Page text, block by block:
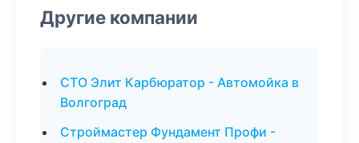
Другие компании
СТО Элит Карбюратор - Автомойка в
Волгоград
Строймастер Фундамент Профи -